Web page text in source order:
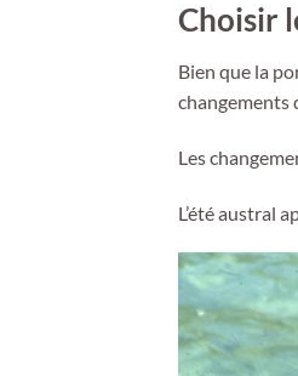
Choisir
Bien que la
changements
Les
L’été austral